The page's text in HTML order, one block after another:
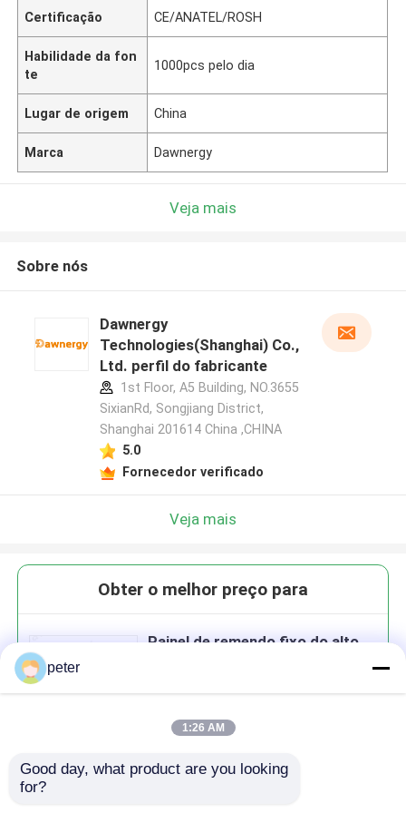
Certificação CE/ANATEL/ROSH
Habilidade da fon
te
1000pcs pelo dia
Lugar de origem China
Marca Dawnergy
Veja mais
Sobre nós
Dawnergy
Technologies(Shanghai) Co.,
Ltd. perfil do fabricante
1st Floor, A5 Building, NO.3655
SixianRd, Songjiang District,
Shanghai 201614 China ,CHINA
5.0
Fornecedor verificado
Veja mais
Obter o melhor preço para
Painel de remendo fixo do alto
Continue
peter
1:26 AM
Good day, what product are you looking
for?